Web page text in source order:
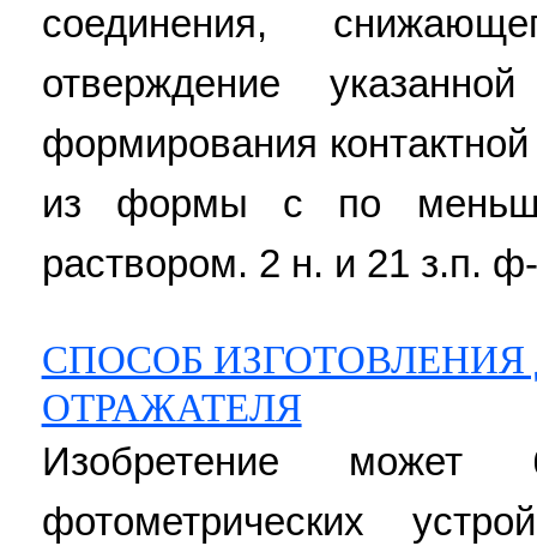
соединения,
отверждение
формирования
из формы с по
раствором. 2 н. и 21 з.п.
СПОСОБ
ОТРАЖАТЕЛЯ
Изобретение может
фотометрических